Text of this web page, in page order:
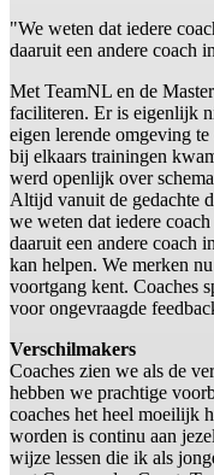
"We weten dat iedere
daaruit een andere coach
Met TeamNL en de
faciliteren. Er is eigenlijk
eigen lerende omgeving
bij elkaars trainingen
werd openlijk over
Altijd vanuit de gedachte
we weten dat iedere
daaruit een andere coach
kan helpen. We merken
voortgang kent. Coaches
voor ongevraagde
Verschilmakers
Coaches zien we als de
hebben we prachtige
coaches het heel moeilijk
worden is continu aan
wijze lessen die ik als